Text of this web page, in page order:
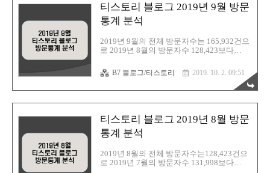
틱스 차트 분석 티스토리 블로그 2019년 10
월 방문통계 분석 티스토리 블로그 2019년 9
월 방문통계 분석 :
https://barista7.tistory.com/1784 티스토리 블
로그 2019년 8월 방문통계 분석 :
https://barista7.tistory...
티스토리 블로그 2019년 9월 방문
통계 분석
2019년 9월의 전체 방문자수는 165,932건으
로 2019년 8월의 방문자수 128,423보다
글 56.55%, 다음 37.96%, 네이버 2.66%, 빙
1.28%, 기타 1.54% 순으로 구글이 다시 검색
순위 상위를 차지하였고, 처음으로 네이버가
달동안의 방문자수와 블로그 검색 유입 통계
자료를 분석하여 정리해본다. 1. 티스토리 블
로그 검색유입(티스토리 방문통계) 2. 네이버
애널리틱스 차트 분석 티스토리 블로그 2019
년 9월 방문통계 분석 티스토리 블로그 2019
년 8월 방문통계 분석 :
https://barista7.tistory.com/1690 티스토리 블
로그 2019년 7월 방문통계 분석 :..
B7 블로그/티스토리 2019. 10. 2. 09:51
티스토리 블로그 2019년 8월 방문
통계 분석
2019년 8월의 전체 방문자수는128,423건으
로 2019년 7월의 방문자수 131,998보다